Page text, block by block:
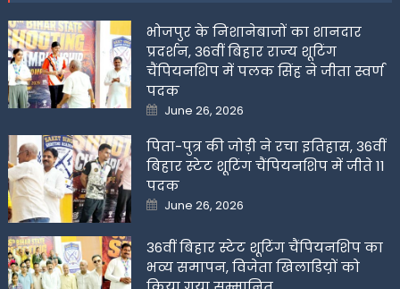
भोजपुर के निशानेबाजों का शानदार
प्रदर्शन, 36वीं बिहार राज्य शूटिंग
चैंपियनशिप में पलक सिंह ने जीता स्वर्ण
पदक
Posted
on
June 26, 2026
पिता-पुत्र की जोड़ी ने रचा इतिहास, 36वीं
बिहार स्टेट शूटिंग चैंपियनशिप में जीते 11
पदक
Posted
on
June 26, 2026
36वीं बिहार स्टेट शूटिंग चैंपियनशिप का
भव्य समापन, विजेता खिलाडिय़ों को